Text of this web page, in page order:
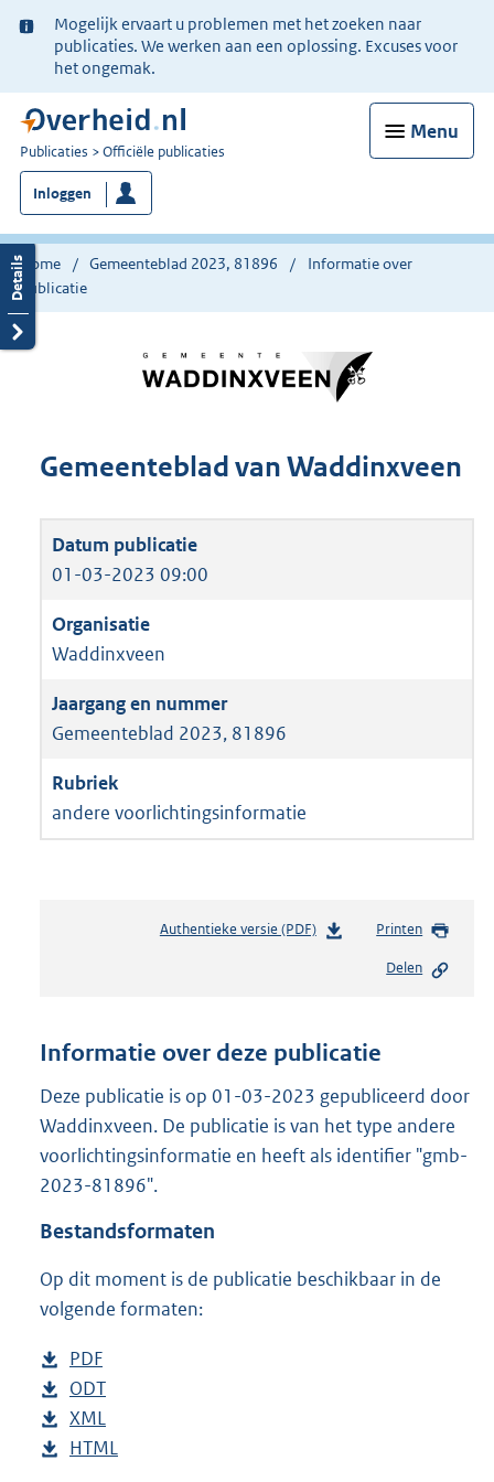
Ter
informatie:
Mogelijk ervaart u problemen met het zoeken naar
publicaties. We werken aan een oplossing. Excuses voor
het ongemak.
Menu
U
bent
nu
hier:
Publicaties Officiële publicaties
Inloggen
Home Gemeenteblad 2023, 81896
Informatie over
publicatie
Gemeenteblad van Waddinxveen
01-03-2023 09:00
Waddinxveen
Gemeenteblad 2023, 81896
andere voorlichtingsinformatie
Authentieke versie (PDF)b
n
s
r
o
:
Printen
Delen
Informatie over deze publicatie
Deze publicatie is op 01-03-2023 gepubliceerd door
Waddinxveen. De publicatie is van het type andere
voorlichtingsinformatie en heeft als identifier "gmb-
2023-81896".
Bestandsformaten
Op dit moment is de publicatie beschikbaar in de
volgende formaten:
D
o
w
n
PDF
e
s
t
D
o
w
ODT
s
D
o
XML
e
D
HTML